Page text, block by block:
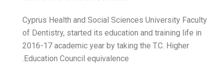
Cyprus Health and Social
of Dentistry, started its
2016-17 academic year